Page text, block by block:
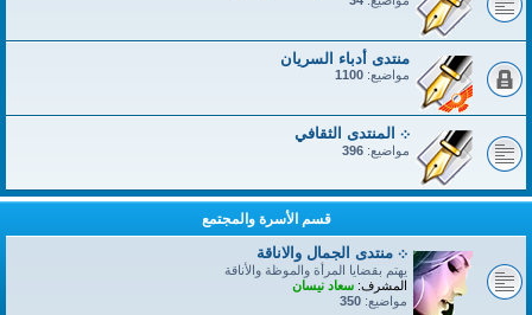
منتدى أدباء السريان
مواضيع: 1100
܀ المنتدى الثقافي
مواضيع: 396
قسم الأسرة والمجتمع
܀ منتدى الجمال والاناقة
يهتم بقضايا المرأة والموظة والأناقة
المشرف: سعاد نيسان
مواضيع: 350